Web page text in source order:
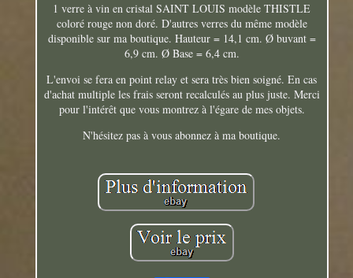
1 verre à vin en cristal SAINT LOUIS modèle THISTLE
coloré rouge non doré. D'autres verres du même modèle
disponible sur ma boutique. Hauteur = 14,1 cm. Ø buvant =
6,9 cm. Ø Base = 6,4 cm.
L'envoi se fera en point relay et sera très bien soigné. En cas
d'achat multiple les frais seront recalculés au plus juste. Merci
pour l'intérêt que vous montrez à l'égare de mes objets.
N'hésitez pas à vous abonnez à ma boutique.